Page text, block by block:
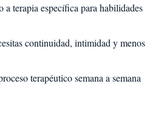
terapia específica para habilidades
continuidad, intimidad y menos
terapéutico semana a semana